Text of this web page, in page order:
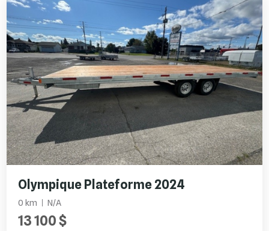
Olympique Plateforme 2024
0 km N/A
13 100 $